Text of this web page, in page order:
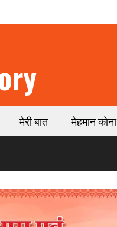
मेरी बात मेहमान कोना